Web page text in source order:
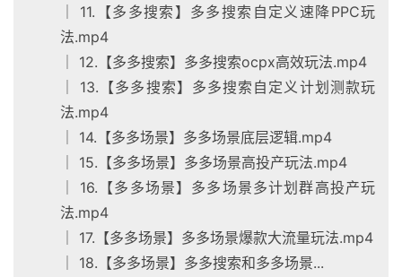
│ 11.【多多搜索】多多搜索自定义速降PPC玩
法.mp4
│ 12.【多多搜索】多多搜索ocpx高效玩法.mp4
│ 13.【多多搜索】多多搜索自定义计划测款玩
法.mp4
│ 14.【多多场景】多多场景底层逻辑.mp4
│ 15.【多多场景】多多场景高投产玩法.mp4
│ 16.【多多场景】多多场景多计划群高投产玩
法.mp4
│ 17.【多多场景】多多场景爆款大流量玩法.mp4
│ 18.【多多场景】多多搜索和多多场景...